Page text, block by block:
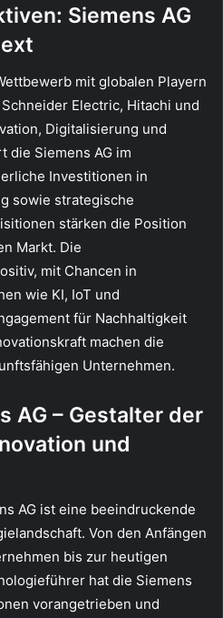
Siemens AG
mit globalen Playern
Electric, Hitachi und
Digitalisierung und
die Siemens AG im
Investitionen in
sowie strategische
stärken die Position
Markt. Die
mit Chancen in
wie KI, IoT und
für Nachhaltigkeit
machen die
Unternehmen.
AG – Gestalter der
und
AG ist eine beeindruckende
Von den Anfängen
bis zur heutigen
hat die Siemens
vorangetrieben und